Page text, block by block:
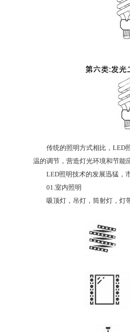
传统的照明方式相比，LED照
温的调节，营造灯光环境和节能
LED照明技术的发展迅猛，市
01.室内照明
吸顶灯，吊灯，筒射灯，灯带